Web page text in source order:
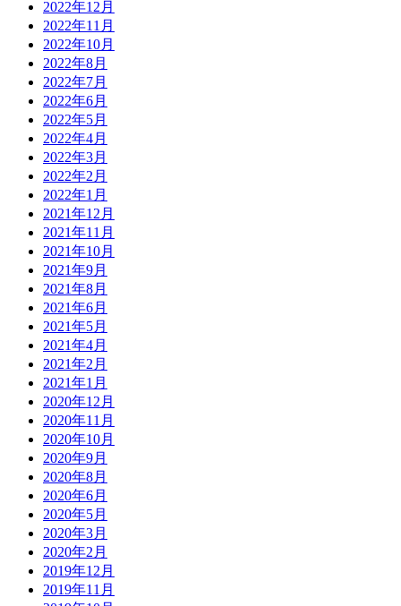
2022年12月
2022年11月
2022年10月
2022年8月
2022年7月
2022年6月
2022年5月
2022年4月
2022年3月
2022年2月
2022年1月
2021年12月
2021年11月
2021年10月
2021年9月
2021年8月
2021年6月
2021年5月
2021年4月
2021年2月
2021年1月
2020年12月
2020年11月
2020年10月
2020年9月
2020年8月
2020年6月
2020年5月
2020年3月
2020年2月
2019年12月
2019年11月